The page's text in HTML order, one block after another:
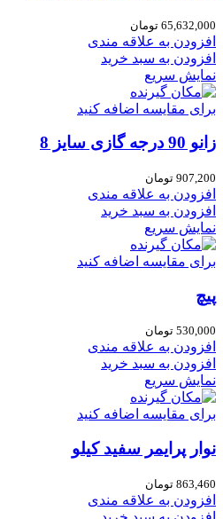
65,632,000 تومان
افزودن به علاقه مندی
افزودن به سبد خرید
نمایش سریع
برای مقایسه اضافه کنید
زانو 90 درجه گازی سایز 8
907,200 تومان
افزودن به علاقه مندی
افزودن به سبد خرید
نمایش سریع
برای مقایسه اضافه کنید
پیچ
530,000 تومان
افزودن به علاقه مندی
افزودن به سبد خرید
نمایش سریع
برای مقایسه اضافه کنید
نوار پرایمر سفید کیلو
863,460 تومان
افزودن به علاقه مندی